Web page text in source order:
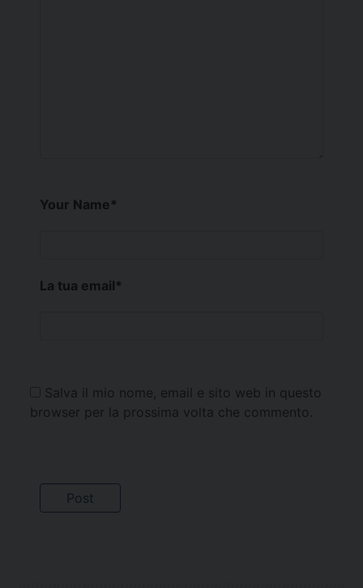
Your Name*
La tua email*
Salva il mio nome, email e sito web in questo
browser per la prossima volta che commento.